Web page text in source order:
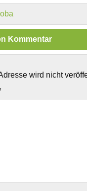
Kommentar
wird nicht